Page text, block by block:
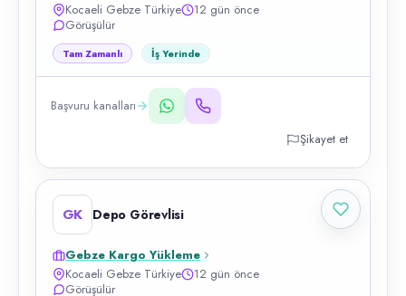
Kocaeli Gebze Türkiye
12 gün önce
Görüşülür
Tam Zamanlı İş Yerinde
Başvuru kanalları
Şikayet et
GK Depo Görevlisi
Gebze Kargo Yükleme
Kocaeli Gebze Türkiye
12 gün önce
Görüşülür